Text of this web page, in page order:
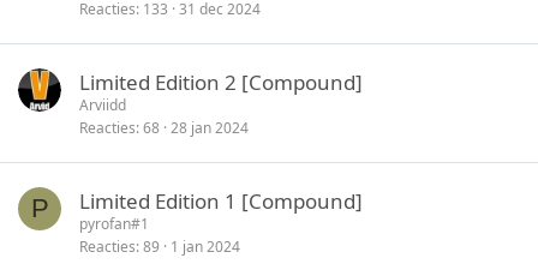
Reacties 133 31 dec 2024
Limited Edition 2 [Compound]
Arviidd
Reacties 68 28 jan 2024
P Limited Edition 1 [Compound]
pyrofan#1
Reacties 89 1 jan 2024